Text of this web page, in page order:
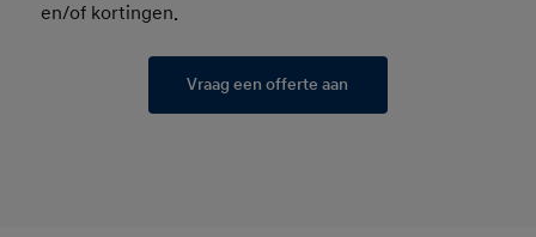
en/of kortingen.
Vraag een offerte aan